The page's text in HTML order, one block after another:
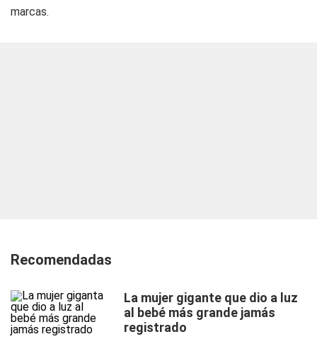
marcas.
Recomendadas
La mujer gigante que dio a luz
al bebé más grande jamás
registrado